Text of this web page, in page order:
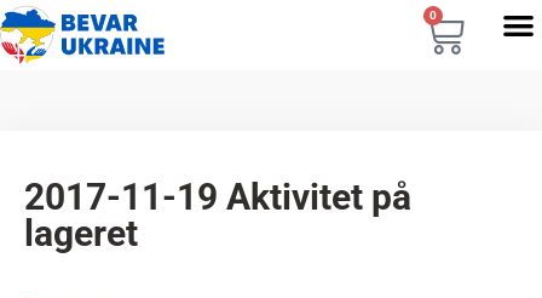
0
2017-11-19 Aktivitet på
lageret